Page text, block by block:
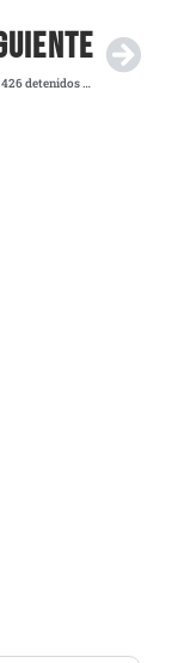
SSPC reporta 2 mil 426 detenidos por delitos de alto impacto en Edomex